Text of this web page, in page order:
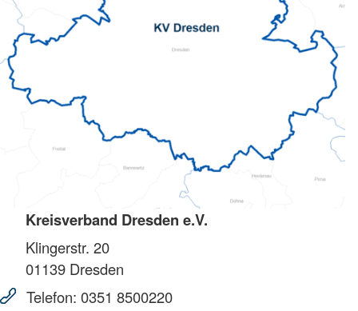
Kreisverband Dresden e.V.
Klingerstr. 20
01139 Dresden
Telefon: 0351 8500220